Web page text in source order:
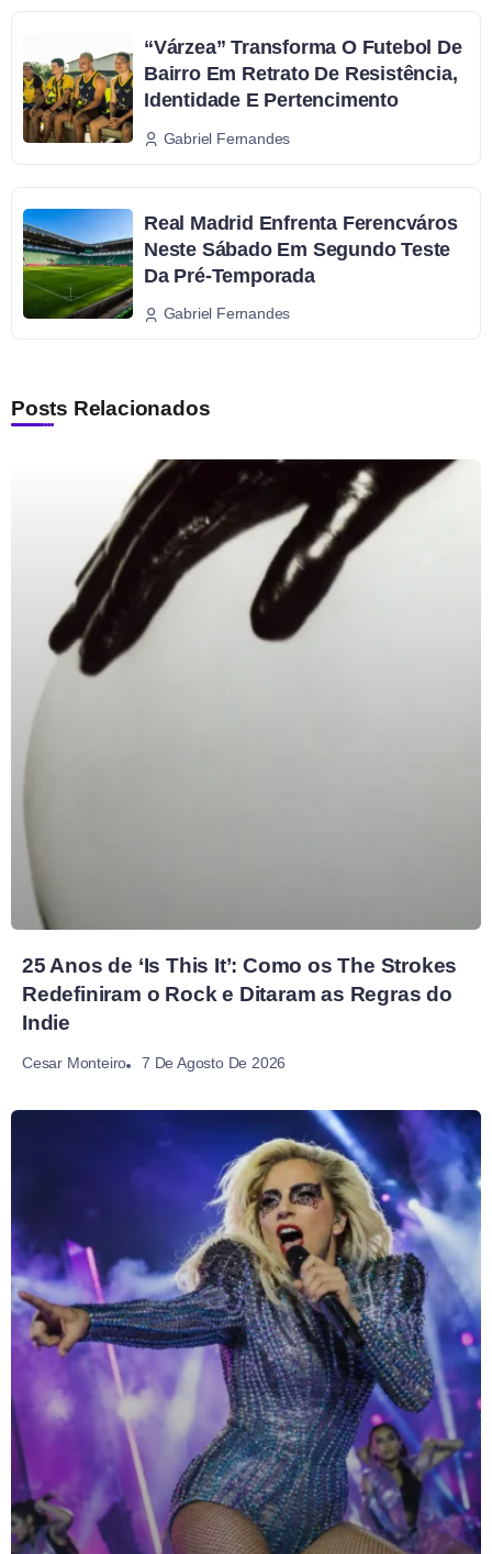
“Várzea” Transforma O Futebol De
Bairro Em Retrato De Resistência,
Identidade E Pertencimento
Gabriel Fernandes
Real Madrid Enfrenta Ferencváros
Neste Sábado Em Segundo Teste
Da Pré-Temporada
Gabriel Fernandes
Posts Relacionados
25 Anos de ‘Is This It’: Como os The Strokes
Redefiniram o Rock e Ditaram as Regras do
Indie
Cesar Monteiro 7 De Agosto De 2026